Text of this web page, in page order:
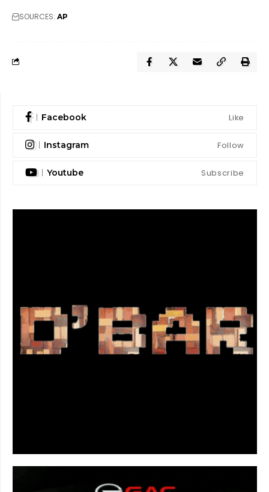
SOURCES: AP
Facebook Like
Instagram Follow
Youtube Subscribe